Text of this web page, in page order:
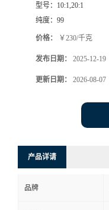
型号： 10:1,20:1
纯度： 99
价格： ￥230/千克
发布日期： 2025-12-19
更新日期： 2026-08-07
产品详请
品牌